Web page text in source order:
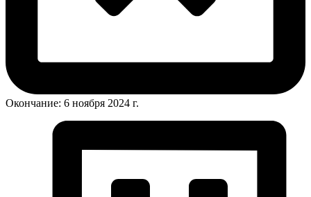
Окончание: 6 ноября 2024 г.